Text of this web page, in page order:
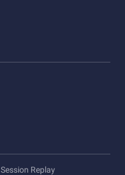
Session Replay